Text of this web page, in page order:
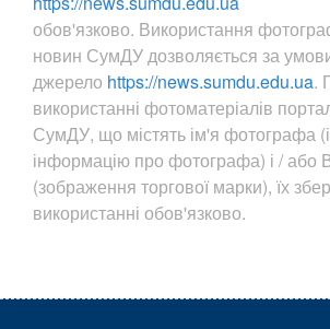
обов'язково. Використання
новин СумДУ дозволяється за
джерело https://news.sumdu.edu.ua.
використанні фотоматеріалів
СумДУ, що містять ім'я фотографа
інформацію про фотографа) і /
(зображення торгової марки), їх
використанні обов'язково.